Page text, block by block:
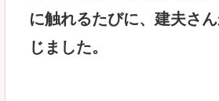
に触れるたびに、建夫さ
じました。